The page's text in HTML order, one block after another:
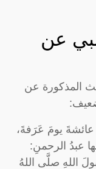
عن
المذكورة عن
يومَ عَرَفةَ،
عبدُ الرحمنِ:
اللهِ صلَّى اللهُ